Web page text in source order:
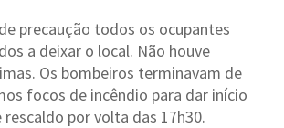
precaução todos os ocupantes
a deixar o local. Não houve
Os bombeiros terminavam de
focos de incêndio para dar início
por volta das 17h30.